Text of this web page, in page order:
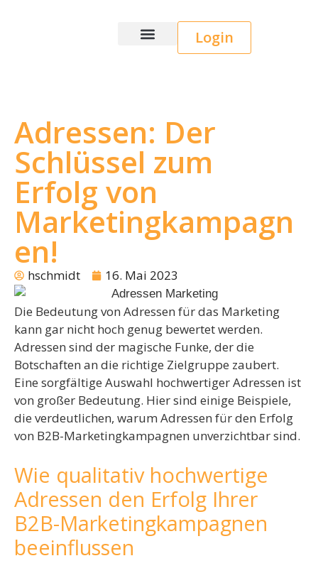
Login
Adressen: Der
Schlüssel zum
Erfolg von
Marketingkampagn
en!
hschmidt 16. Mai 2023
Die Bedeutung von Adressen für das Marketing
kann gar nicht hoch genug bewertet werden.
Adressen sind der magische Funke, der die
Botschaften an die richtige Zielgruppe zaubert.
Eine sorgfältige Auswahl hochwertiger Adressen ist
von großer Bedeutung. Hier sind einige Beispiele,
die verdeutlichen, warum Adressen für den Erfolg
von B2B-Marketingkampagnen unverzichtbar sind.
Wie qualitativ hochwertige
Adressen den Erfolg Ihrer
B2B-Marketingkampagnen
beeinflussen